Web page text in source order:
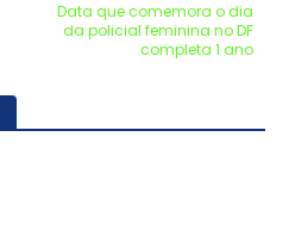
Data que comemora o dia
da policial feminina no DF
completa 1 ano